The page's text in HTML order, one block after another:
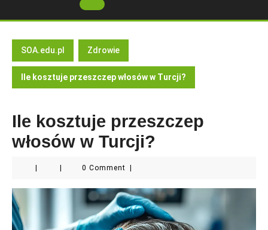
Open
Button
SOA.edu.pl Zdrowie
Ile kosztuje przeszczep włosów w Turcji?
Ile kosztuje przeszczep
włosów w Turcji?
0 Comment